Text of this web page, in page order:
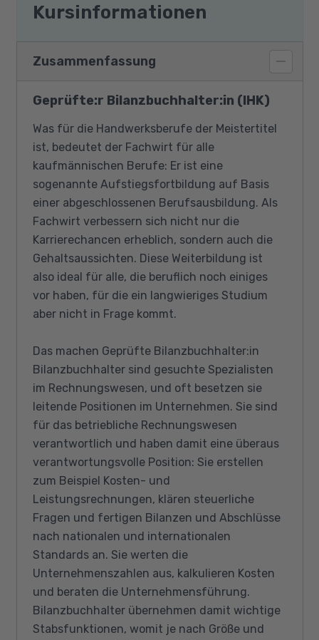
Kursinformationen
Zusammenfassung
Geprüfte:r Bilanzbuchhalter:in (IHK)
Was für die Handwerksberufe der Meistertitel
ist, bedeutet der Fachwirt für alle
kaufmännischen Berufe: Er ist eine
sogenannte Aufstiegsfortbildung auf Basis
einer abgeschlossenen Berufsausbildung. Als
Fachwirt verbessern sich nicht nur die
Karrierechancen erheblich, sondern auch die
Gehaltsaussichten. Diese Weiterbildung ist
also ideal für alle, die beruflich noch einiges
vor haben, für die ein langwieriges Studium
aber nicht in Frage kommt.
Das machen Geprüfte Bilanzbuchhalter:in
Bilanzbuchhalter sind gesuchte Spezialisten
im Rechnungswesen, und oft besetzen sie
leitende Positionen im Unternehmen. Sie sind
für das betriebliche Rechnungswesen
verantwortlich und haben damit eine überaus
verantwortungsvolle Position: Sie erstellen
zum Beispiel Kosten- und
Leistungsrechnungen, klären steuerliche
Fragen und fertigen Bilanzen und Abschlüsse
nach nationalen und internationalen
Standards an. Sie werten die
Unternehmenszahlen aus, kalkulieren Kosten
und beraten die Unternehmensführung.
Bilanzbuchhalter übernehmen damit wichtige
Stabsfunktionen, womit je nach Größe und